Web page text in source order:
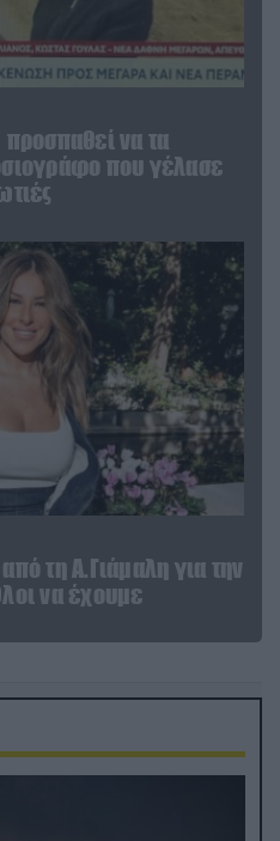
προσπαθεί να τα
που γέλασε
τη Α.Γιάμαλη για την
να έχουμε